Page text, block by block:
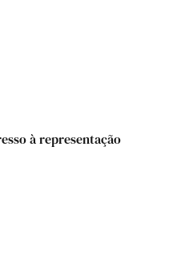
à representação